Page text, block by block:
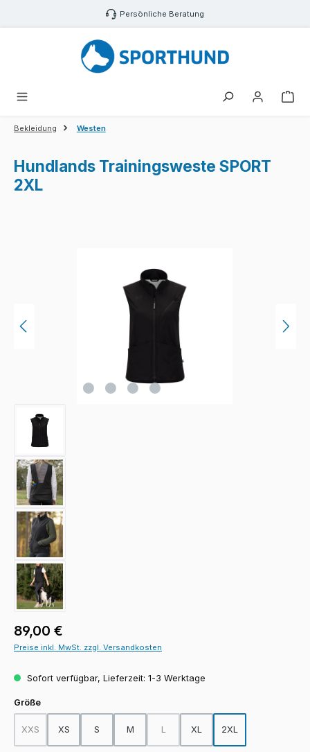
Zum Hauptinhalt springen Persönliche Beratung
Bekleidung Westen
Hundlands Trainingsweste SPORT
2XL
Regulärer Preis:
89,00 €
Preise inkl. MwSt. zzgl. Versandkosten
Sofort verfügbar, Lieferzeit: 1-3 Werktage
Größeauswählen
XXS
(Diese Option ist zurzeit nicht verfügbar.)
XS S M L
(Diese Option ist zurzeit nicht
XL 2XL